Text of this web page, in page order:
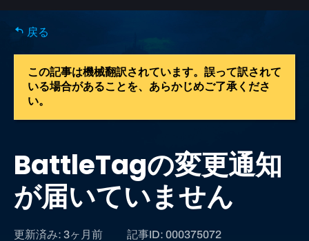
戻る
この記事は機械翻訳されています。誤って訳されて
いる場合があることを、あらかじめご了承くださ
い。
BattleTagの変更通知
が届いていません
更新済み: 3ヶ月前 記事ID: 000375072